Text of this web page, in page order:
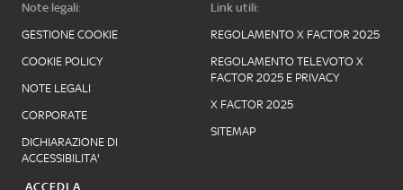
Note legali:
GESTIONE COOKIE
COOKIE POLICY
NOTE LEGALI
CORPORATE
DICHIARAZIONE DI
ACCESSIBILITA'
Link utili:
REGOLAMENTO X FACTOR 2025
REGOLAMENTO TELEVOTO X
FACTOR 2025 E PRIVACY
X FACTOR 2025
SITEMAP
ACCEDI A